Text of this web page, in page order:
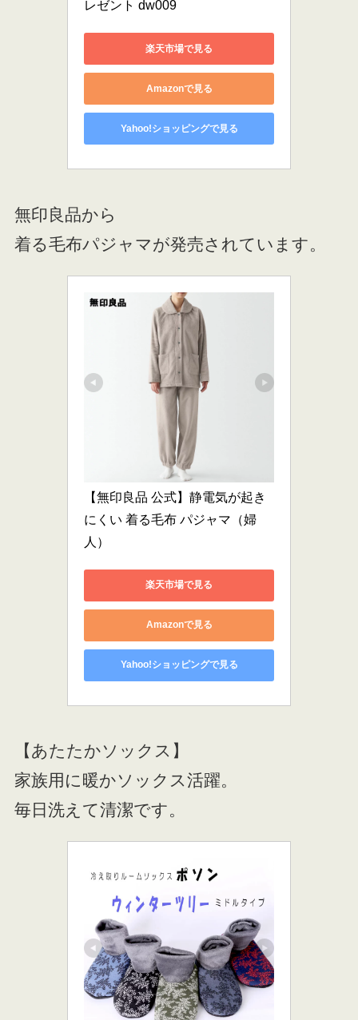
レゼント dw009
楽天市場で見る
Amazonで見る
Yahoo!ショッピングで見る
無印良品から
着る毛布パジャマが発売されています。
【無印良品 公式】静電気が起き
にくい 着る毛布 パジャマ（婦
人）
楽天市場で見る
Amazonで見る
Yahoo!ショッピングで見る
【あたたかソックス】
家族用に暖かソックス活躍。
毎日洗えて清潔です。